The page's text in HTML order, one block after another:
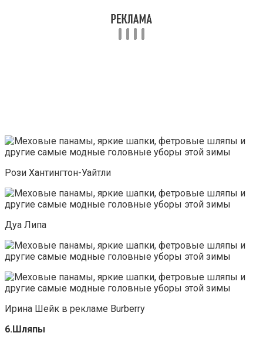
Рози Хантингтон-Уайтли
Дуа Липа
Ирина Шейк в рекламе Burberry
6.Шляпы